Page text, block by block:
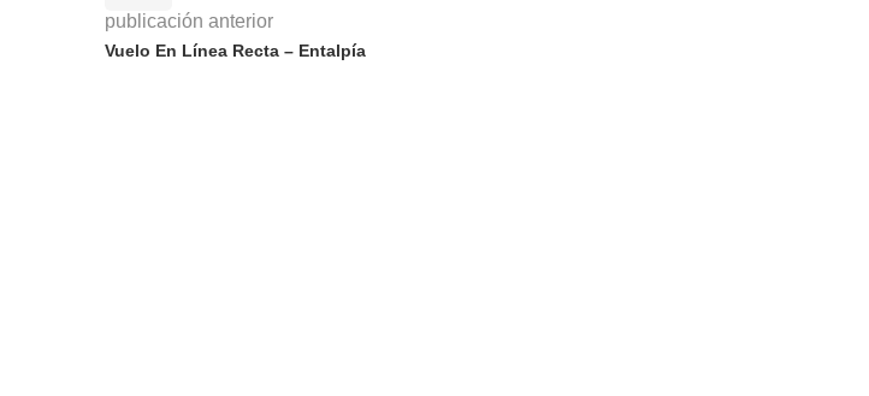
publicación anterior
Vuelo En Línea Recta – Entalpía